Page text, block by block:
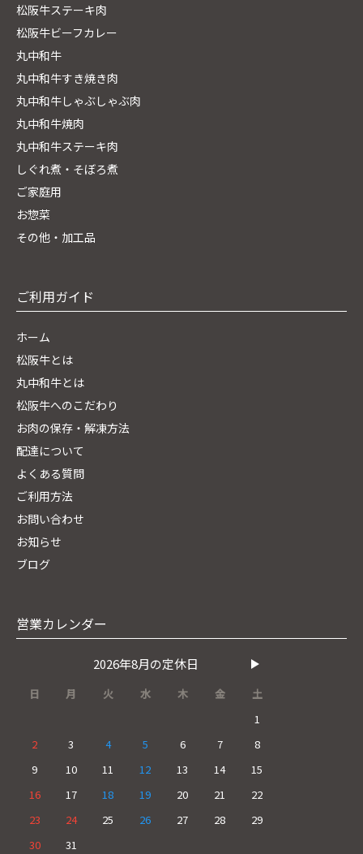
松阪牛ステーキ肉
松阪牛ビーフカレー
丸中和牛
丸中和牛すき焼き肉
丸中和牛しゃぶしゃぶ肉
丸中和牛焼肉
丸中和牛ステーキ肉
しぐれ煮・そぼろ煮
ご家庭用
お惣菜
その他・加工品
ご利用ガイド
ホーム
松阪牛とは
丸中和牛とは
松阪牛へのこだわり
お肉の保存・解凍方法
配達について
よくある質問
ご利用方法
お問い合わせ
お知らせ
ブログ
営業カレンダー
2026年8月の定休日
日 月 火 水 木 金
土
1
2
3 4 5 6 7
8
9
10 11 12 13 14
15
16
17 18 19 20 21
22
23
24 25 26 27 28
29
30
31